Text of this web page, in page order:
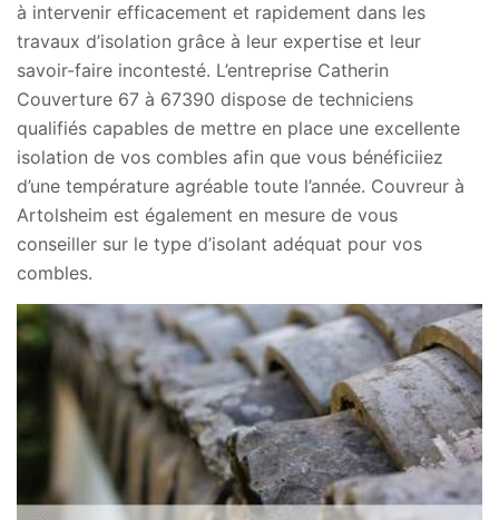
à intervenir efficacement et rapidement dans les
travaux d’isolation grâce à leur expertise et leur
savoir-faire incontesté. L’entreprise Catherin
Couverture 67 à 67390 dispose de techniciens
qualifiés capables de mettre en place une excellente
isolation de vos combles afin que vous bénéficiiez
d’une température agréable toute l’année. Couvreur à
Artolsheim est également en mesure de vous
conseiller sur le type d’isolant adéquat pour vos
combles.